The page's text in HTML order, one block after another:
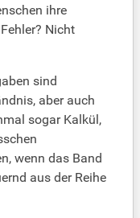
ihre
Nicht
sind
aber auch
sogar Kalkül,
wenn das Band
aus der Reihe